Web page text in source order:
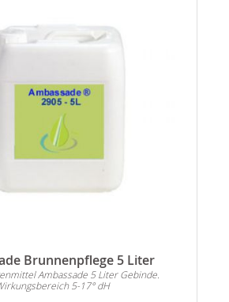
Brunnenpflege 5 Liter
Ambassade 5 Liter Gebinde.
5-17° dH